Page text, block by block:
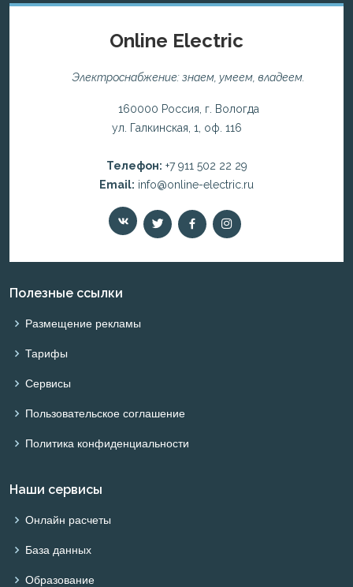
Online Electric
Электроснабжение: знаем, умеем, владеем.
160000 Россия, г. Вологда
ул. Галкинская, 1, оф. 116
Телефон: +7 911 502 22 29
Email: info@online-electric.ru
Полезные ссылки
Размещение рекламы
Тарифы
Сервисы
Пользовательское соглашение
Политика конфиденциальности
Наши сервисы
Онлайн расчеты
База данных
Образование